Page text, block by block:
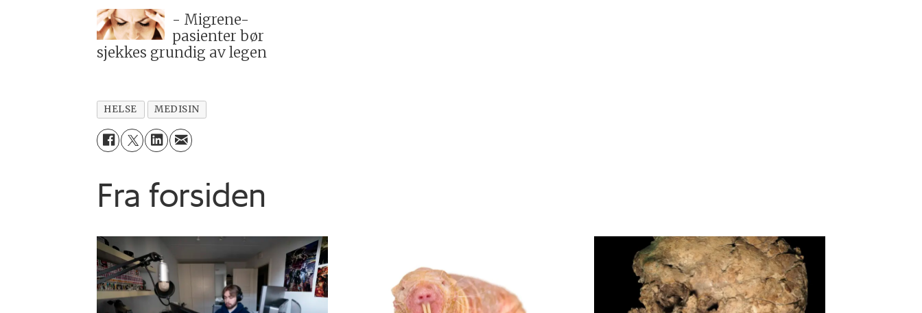
- Migrene-
pasienter bør
sjekkes grundig av legen
HELSE MEDISIN
Fra forsiden